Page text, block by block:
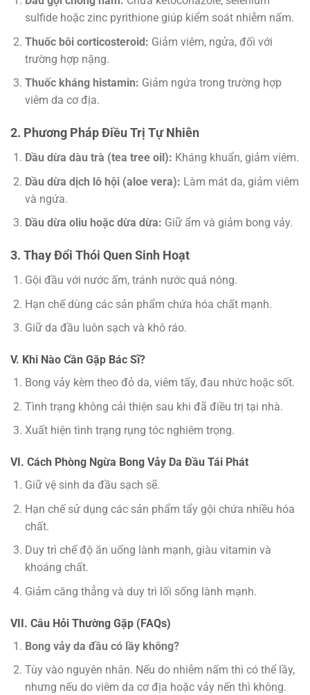
sulfide hoặc zinc pyrithione giúp kiểm soát nhiễm nấm.
Thuốc bôi corticosteroid: Giảm viêm, ngửa, đối với
trường hợp nặng.
Thuốc kháng histamin: Giảm ngứa trong trường hợp
viêm da cơ địa.
2. Phương Pháp Điều Trị Tự Nhiên
Dầu dừa dàu trà (tea tree oil): Kháng khuẩn, giảm viêm.
Dầu dừa dịch lô hội (aloe vera): Làm mát da, giảm viêm
và ngứa.
Dầu dừa oliu hoặc dừa dừa: Giữ ẩm và giảm bong vảy.
3. Thay Đổi Thói Quen Sinh Hoạt
Gội đầu với nước ấm, tránh nước quá nóng.
Hạn chế dùng các sản phẩm chứa hóa chất mạnh.
Giữ da đầu luôn sạch và khô ráo.
V. Khi Nào Cần Gặp Bác Sĩ?
Bong vảy kèm theo đỏ da, viêm tấy, đau nhức hoặc sốt.
Tình trạng không cải thiện sau khi đã điều trị tại nhà.
Xuất hiện tình trạng rụng tóc nghiêm trọng.
VI. Cách Phòng Ngừa Bong Vảy Da Đầu Tái Phát
Giữ vệ sinh da đầu sạch sẽ.
Hạn chế sử dụng các sản phẩm tẩy gội chứa nhiều hóa
chất.
Duy trì chế độ ăn uống lành mạnh, giàu vitamin và
khoáng chất.
Giảm căng thẳng và duy trì lối sống lành mạnh.
VII. Câu Hỏi Thường Gặp (FAQs)
Bong vảy da đầu có lầy không?
Tùy vào nguyên nhân. Nếu do nhiễm nấm thì có thể lầy,
nhưng nếu do viêm da cơ địa hoặc vảy nến thì không.